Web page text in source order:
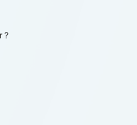
?